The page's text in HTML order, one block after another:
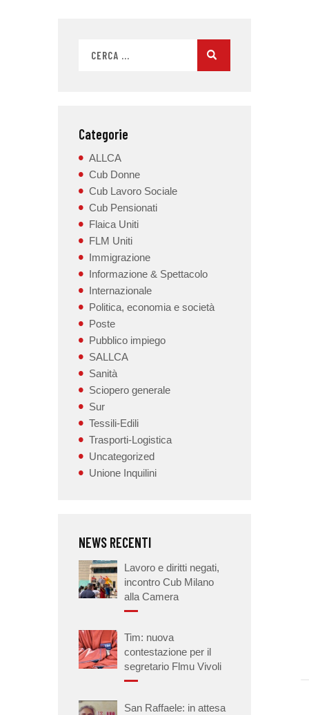
Categorie
ALLCA
Cub Donne
Cub Lavoro Sociale
Cub Pensionati
Flaica Uniti
FLM Uniti
Immigrazione
Informazione & Spettacolo
Internazionale
Politica, economia e società
Poste
Pubblico impiego
SALLCA
Sanità
Sciopero generale
Sur
Tessili-Edili
Trasporti-Logistica
Uncategorized
Unione Inquilini
NEWS RECENTI
Lavoro e diritti negati,
incontro Cub Milano
alla Camera
Tim: nuova
contestazione per il
segretario Flmu Vivoli
San Raffaele: in attesa